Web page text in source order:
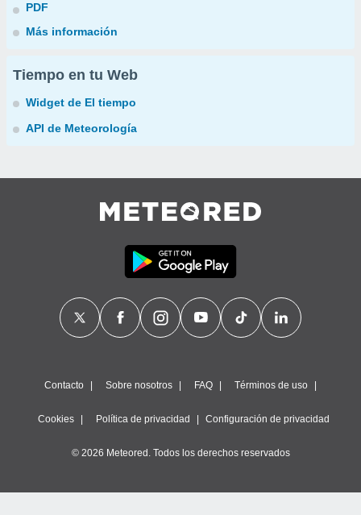
PDF
Más información
Tiempo en tu Web
Widget de El tiempo
API de Meteorología
Contacto Sobre nosotros FAQ Términos de uso
Cookies Política de privacidad Configuración de privacidad
© 2026 Meteored. Todos los derechos reservados